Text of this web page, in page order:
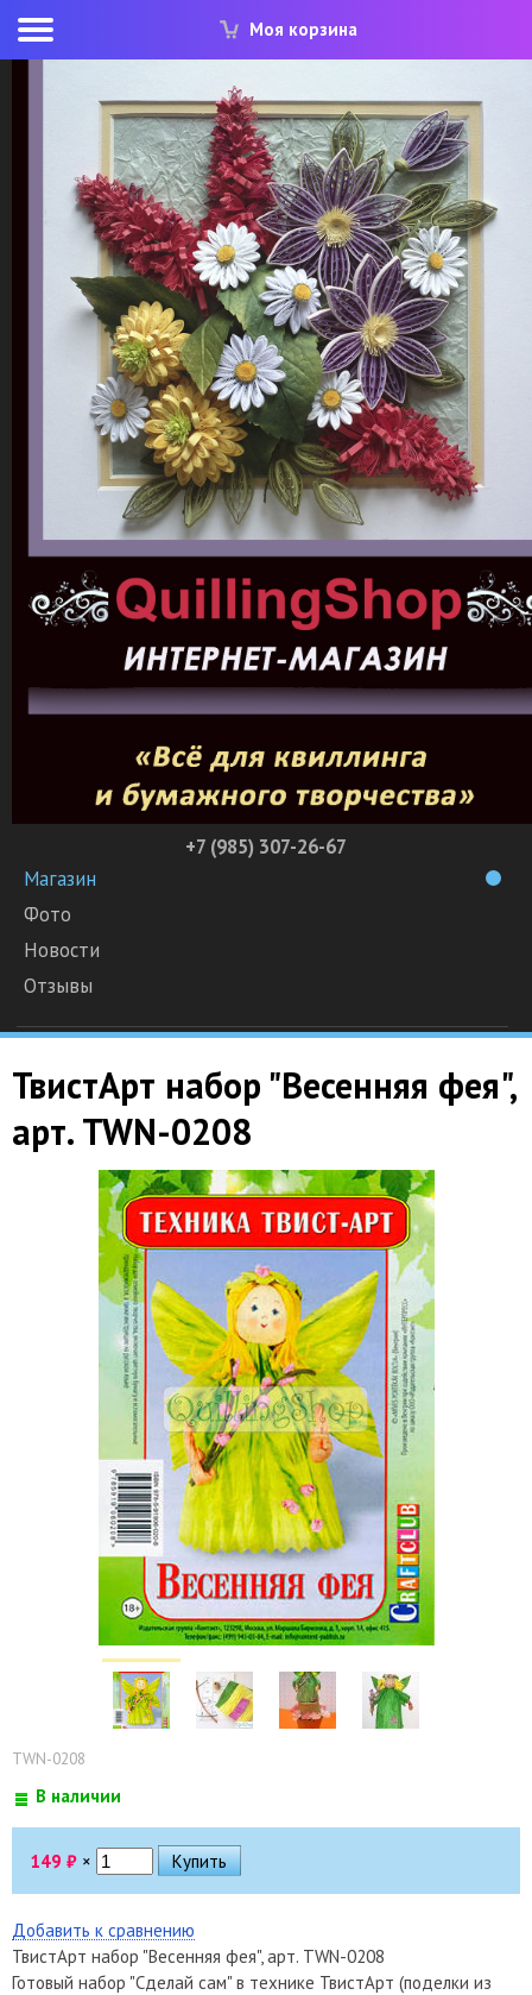
Моя корзина
+7 (985) 307-26-67
Магазин
Фото
Новости
Отзывы
ТвистАрт набор "Весенняя фея",
арт. TWN-0208
TWN-0208
В наличии
149 ₽ ×
Добавить к сравнению
ТвистАрт набор "Весенняя фея", арт. TWN-0208
Готовый набор "Сделай сам" в технике ТвистАрт (поделки из